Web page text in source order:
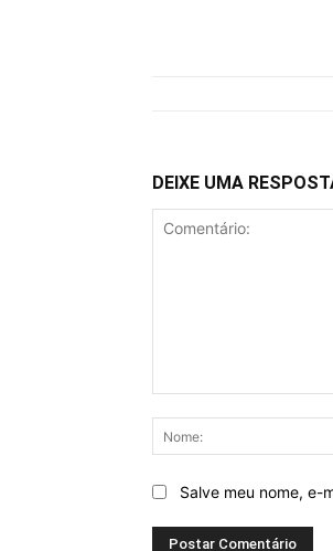
DEIXE UMA
Salve meu nome, e-